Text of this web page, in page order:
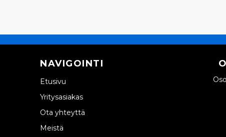
NAVIGOINTI
Etusivu
Yritysasiakas
Ota yhteyttä
Meistä